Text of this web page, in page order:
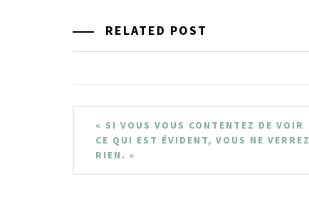
RELATED POST
Navigation
« SI VOUS VOUS CONTENTEZ DE VOIR
CE QUI EST ÉVIDENT, VOUS NE VERREZ
RIEN. »